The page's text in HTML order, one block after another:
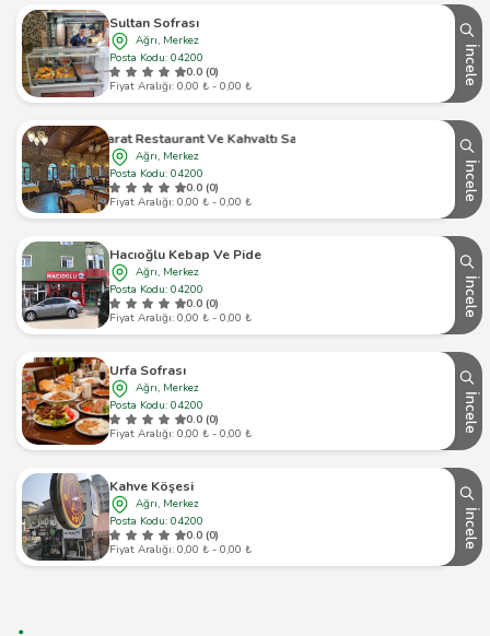
Sultan Sofrası
Ağrı, Merkez
Posta Kodu: 04200
0.0 (0)
Fiyat Aralığı: 0,00 ₺ - 0,00 ₺
İncele
Ararat Restaurant Ve Kahvaltı Salonu
Ağrı, Merkez
Posta Kodu: 04200
0.0 (0)
Fiyat Aralığı: 0,00 ₺ - 0,00 ₺
İncele
Hacıoğlu Kebap Ve Pide
Ağrı, Merkez
Posta Kodu: 04200
0.0 (0)
Fiyat Aralığı: 0,00 ₺ - 0,00 ₺
İncele
Urfa Sofrası
Ağrı, Merkez
Posta Kodu: 04200
0.0 (0)
Fiyat Aralığı: 0,00 ₺ - 0,00 ₺
İncele
Kahve Köşesi
Ağrı, Merkez
Posta Kodu: 04200
0.0 (0)
Fiyat Aralığı: 0,00 ₺ - 0,00 ₺
İncele